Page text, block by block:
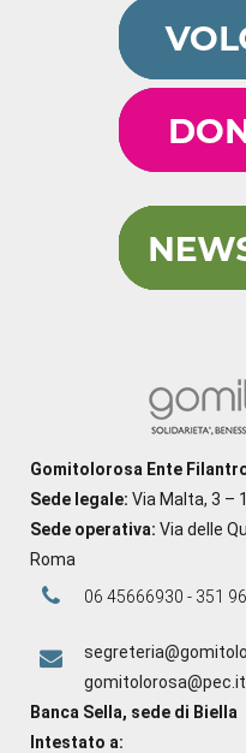
Gomitolorosa Ente
Sede legale: Via Malta, 3 –
Sede operativa: Via delle
Roma
06 45666930 - 351
gomitolorosa@pec.it
Banca Sella, sede di Biella
Intestato a: